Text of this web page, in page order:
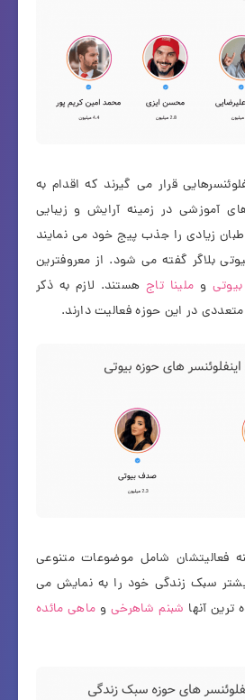
قرار می گیرند که اقدام به
آموزشی در زمینه آرایش و زیبایی
زیادی را جذب پیج خود می نمایند
بلاگر گفته می شود. از معروفترین
و ملینا تاجهستند. لازم به ذکر
در این حوزه فعالیت دارند.
فعالیتشان شامل موضوعات متنوعی
سبک زندگی خود را به نمایش می
آنها شبنم شاهرخی و ماهی مائده